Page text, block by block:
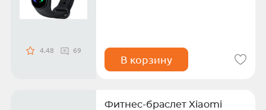
4.48 69
В корзину
Фитнес-браслет Xiaomi